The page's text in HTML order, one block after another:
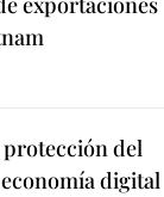
protección del
digital